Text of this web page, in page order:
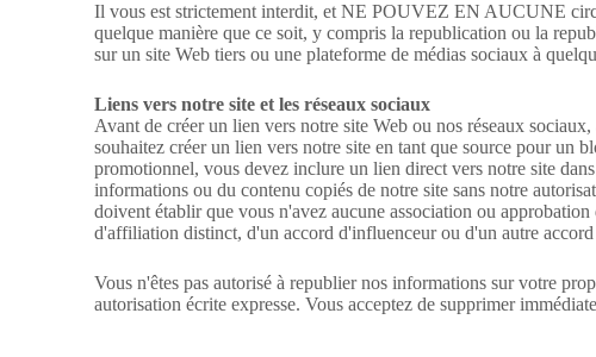
Il vous est strictement interdit, et NE POUVEZ EN AUCUNE
quelque manière que ce soit, y compris la republication ou la
sur un site Web tiers ou une plateforme de médias sociaux à
Liens vers notre site et les réseaux sociaux
Avant de créer un lien vers notre site Web ou nos réseaux
souhaitez créer un lien vers notre site en tant que source pour un
promotionnel, vous devez inclure un lien direct vers notre site
informations ou du contenu copiés de notre site sans notre
doivent établir que vous n'avez aucune association ou
d'affiliation distinct, d'un accord d'influenceur ou d'un autre
Vous n'êtes pas autorisé à republier nos informations sur votre
autorisation écrite expresse. Vous acceptez de supprimer